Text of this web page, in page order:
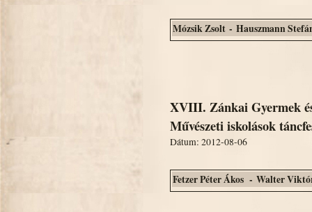
Mózsik Zsolt - Hauszmann
XVIII. Zánkai Gyermek
Művészeti iskolások
Dátum: 2012-08-06
Fetzer Péter Ákos - Walter